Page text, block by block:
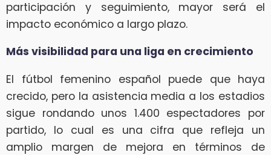
participación y seguimiento, mayor será el
impacto económico a largo plazo.
Más visibilidad para una liga en crecimiento
El fútbol femenino español puede que haya
crecido, pero la asistencia media a los estadios
sigue rondando unos 1.400 espectadores por
partido, lo cual es una cifra que refleja un
amplio margen de mejora en términos de